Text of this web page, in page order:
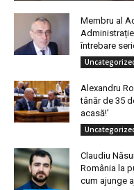
Membru al
întrebare
Alexandru
tânăr de 35
acasă!’
Claudiu
România la
cum ajunge